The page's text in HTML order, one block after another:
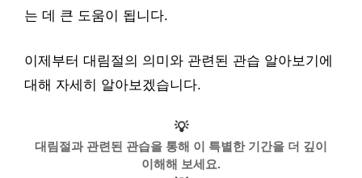
는 데 큰 도움이 됩니다.
이제부터 대림절의 의미와 관련된 관습 알아보기에
대해 자세히 알아보겠습니다.
💡
대림절과 관련된 관습을 통해 이 특별한 기간을 더 깊이
이해해 보세요.